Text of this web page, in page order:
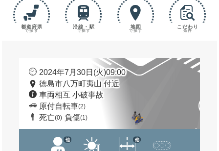
都道府県
で探す
沿線・駅
で探す
地図
で探す
こだわり
条件
2024年7月30日(火)09:00
徳島市八万町夷山 付近
車両相互 小破事故
原付自転車(2)
死亡(0) 負傷(1)
他 他